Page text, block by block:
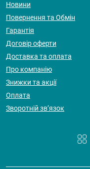
Новини
Повернення та Обмін
Гарантія
Договір оферти
Доставка та оплата
Про компанію
Знижки та акції
Оплата
Зворотній зв’язок